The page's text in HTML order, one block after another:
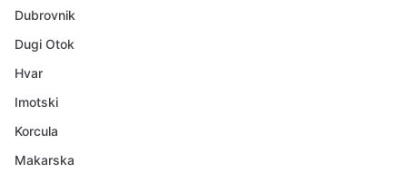
Dubrovnik
Dugi Otok
Hvar
Imotski
Korcula
Makarska